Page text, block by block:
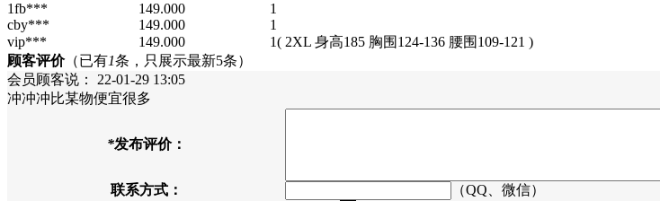
1fb***
149.000 1
cby***
149.000 1
vip***
149.000 1( 2XL 身高185 胸围124-136 腰围109-121 )
顾客评价（已有1条，只展示最新5条）
会员顾客说： 22-01-29 13:05
冲冲冲比某物便宜很多
*发布评价：
联系方式：
（QQ、微信）